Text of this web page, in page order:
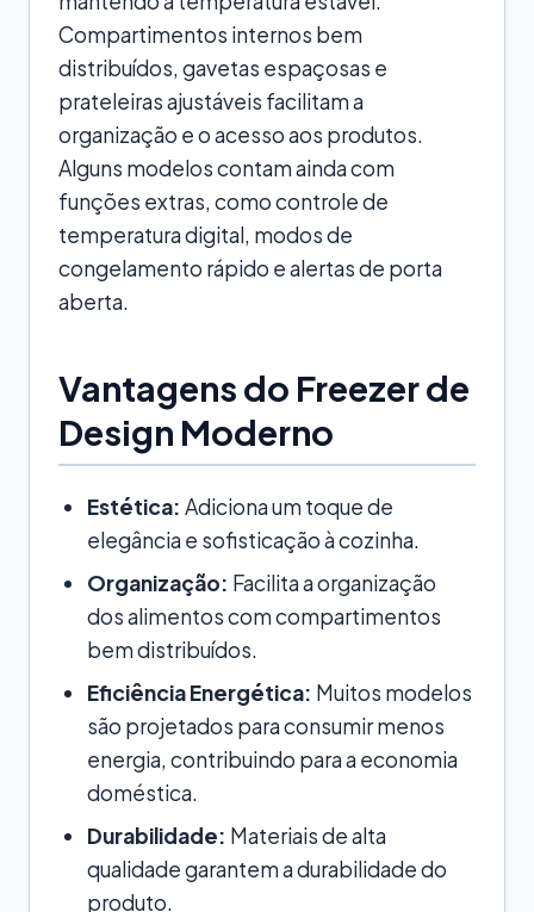
Compartimentos internos bem
distribuídos, gavetas espaçosas e
prateleiras ajustáveis facilitam a
organização e o acesso aos produtos.
Alguns modelos contam ainda com
funções extras, como controle de
temperatura digital, modos de
congelamento rápido e alertas de porta
aberta.
Vantagens do Freezer de
Design Moderno
Estética: Adiciona um toque de
elegância e sofisticação à cozinha.
Organização: Facilita a organização
dos alimentos com compartimentos
bem distribuídos.
Eficiência Energética: Muitos modelos
são projetados para consumir menos
energia, contribuindo para a economia
doméstica.
Durabilidade: Materiais de alta
qualidade garantem a durabilidade do
produto.